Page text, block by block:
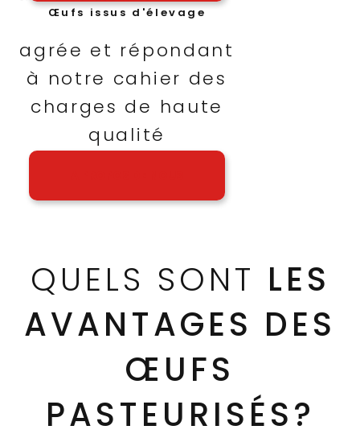
Œufs issus d'élevage
agrée et répondant
à notre cahier des
charges de haute
qualité
QUELS SONT LES
AVANTAGES DES
ŒUFS
PASTEURISÉS?